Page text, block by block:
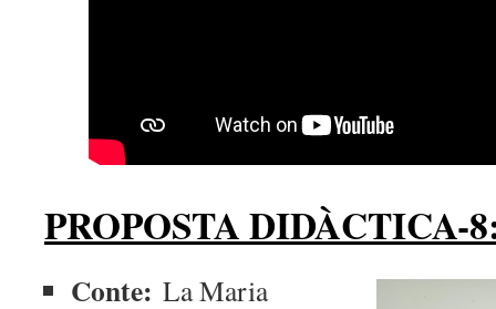
PROPOSTA DIDÀCTICA-
Conte: La Maria